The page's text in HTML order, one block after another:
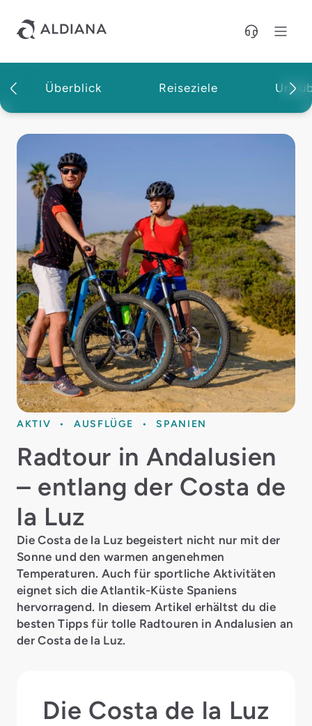
Überblick Reiseziele
Magazin | Aldiana Reisemagazin
AKTIV AUSFLÜGE SPANIEN
Radtour in Andalusien
– entlang der Costa de
la Luz
Die Costa de la Luz begeistert nicht nur mit der
Sonne und den warmen angenehmen
Temperaturen. Auch für sportliche Aktivitäten
eignet sich die Atlantik-Küste Spaniens
hervorragend. In diesem Artikel erhältst du die
besten Tipps für tolle Radtouren in Andalusien an
der Costa de la Luz.
Die Costa de la Luz